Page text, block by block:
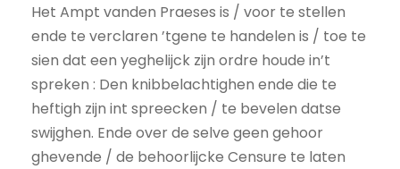
Het Ampt vanden Praeses is / voor te stellen
ende te verclaren ’tgene te handelen is / toe te
sien dat een yeghelijck zijn ordre houde in’t
spreken : Den knibbelachtighen ende die te
heftigh zijn int spreecken / te bevelen datse
swijghen. Ende over de selve geen gehoor
ghevende / de behoorlijcke Censure te laten